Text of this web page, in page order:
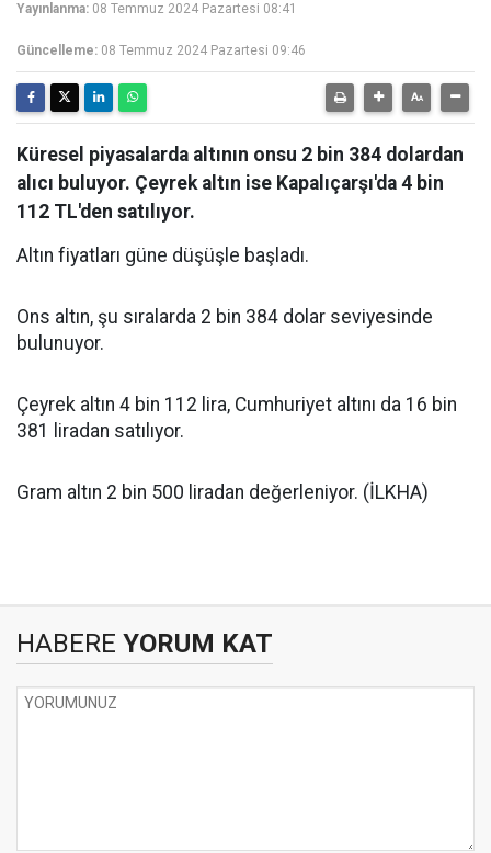
Yayınlanma: 08 Temmuz 2024 Pazartesi 08:41
Güncelleme: 08 Temmuz 2024 Pazartesi 09:46
Küresel piyasalarda altının onsu 2 bin 384 dolardan
alıcı buluyor. Çeyrek altın ise Kapalıçarşı'da 4 bin
112 TL'den satılıyor.
Altın fiyatları güne düşüşle başladı.
Ons altın, şu sıralarda 2 bin 384 dolar seviyesinde
bulunuyor.
Çeyrek altın 4 bin 112 lira, Cumhuriyet altını da 16 bin
381 liradan satılıyor.
Gram altın 2 bin 500 liradan değerleniyor. (İLKHA)
HABERE YORUM KAT